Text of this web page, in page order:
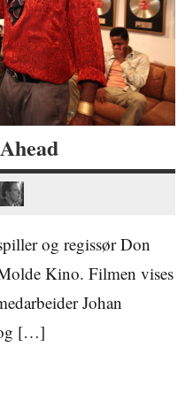
og regissør Don
Kino. Filmen vises
Johan
[…]